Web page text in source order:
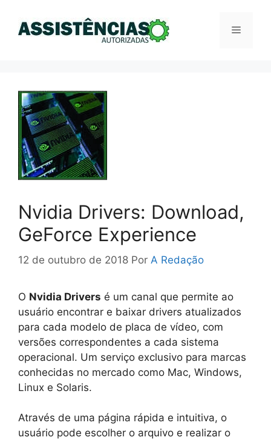
Menu
Nvidia Drivers: Download,
GeForce Experience
12 de outubro de 2018 Por A Redação
O Nvidia Drivers é um canal que permite ao
usuário encontrar e baixar drivers atualizados
para cada modelo de placa de vídeo, com
versões correspondentes a cada sistema
operacional. Um serviço exclusivo para marcas
conhecidas no mercado como Mac, Windows,
Linux e Solaris.
Através de uma página rápida e intuitiva, o
usuário pode escolher o arquivo e realizar o